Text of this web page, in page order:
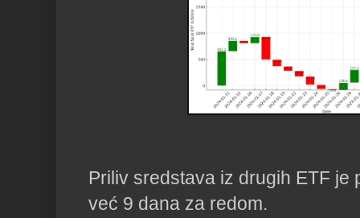
Priliv sredstava iz drugih ETF je
već 9 dana za redom.